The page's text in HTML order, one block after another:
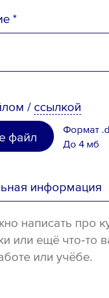
Федерация
*
высшее
/ ссылкой
файл
Формат
До 4 мб
информация